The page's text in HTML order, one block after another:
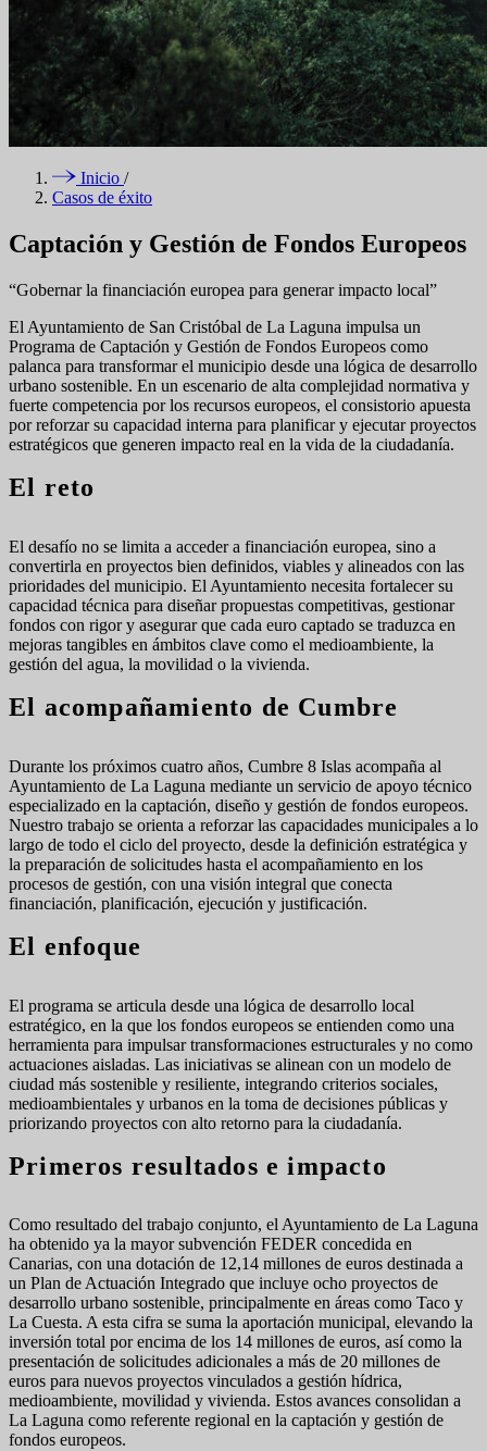
Inicio /
Casos de éxito
Captación y Gestión de Fondos Europeos
“Gobernar la financiación europea para generar impacto local”
El Ayuntamiento de San Cristóbal de La Laguna impulsa un
Programa de Captación y Gestión de Fondos Europeos como
palanca para transformar el municipio desde una lógica de desarrollo
urbano sostenible. En un escenario de alta complejidad normativa y
fuerte competencia por los recursos europeos, el consistorio apuesta
por reforzar su capacidad interna para planificar y ejecutar proyectos
estratégicos que generen impacto real en la vida de la ciudadanía.
El reto
El desafío no se limita a acceder a financiación europea, sino a
convertirla en proyectos bien definidos, viables y alineados con las
prioridades del municipio. El Ayuntamiento necesita fortalecer su
capacidad técnica para diseñar propuestas competitivas, gestionar
fondos con rigor y asegurar que cada euro captado se traduzca en
mejoras tangibles en ámbitos clave como el medioambiente, la
gestión del agua, la movilidad o la vivienda.
El acompañamiento de Cumbre
Durante los próximos cuatro años, Cumbre 8 Islas acompaña al
Ayuntamiento de La Laguna mediante un servicio de apoyo técnico
especializado en la captación, diseño y gestión de fondos europeos.
Nuestro trabajo se orienta a reforzar las capacidades municipales a lo
largo de todo el ciclo del proyecto, desde la definición estratégica y
la preparación de solicitudes hasta el acompañamiento en los
procesos de gestión, con una visión integral que conecta
financiación, planificación, ejecución y justificación.
El enfoque
El programa se articula desde una lógica de desarrollo local
estratégico, en la que los fondos europeos se entienden como una
herramienta para impulsar transformaciones estructurales y no como
actuaciones aisladas. Las iniciativas se alinean con un modelo de
ciudad más sostenible y resiliente, integrando criterios sociales,
medioambientales y urbanos en la toma de decisiones públicas y
priorizando proyectos con alto retorno para la ciudadanía.
Primeros resultados e impacto
Como resultado del trabajo conjunto, el Ayuntamiento de La Laguna
ha obtenido ya la mayor subvención FEDER concedida en
Canarias, con una dotación de 12,14 millones de euros destinada a
un Plan de Actuación Integrado que incluye ocho proyectos de
desarrollo urbano sostenible, principalmente en áreas como Taco y
La Cuesta. A esta cifra se suma la aportación municipal, elevando la
inversión total por encima de los 14 millones de euros, así como la
presentación de solicitudes adicionales a más de 20 millones de
euros para nuevos proyectos vinculados a gestión hídrica,
medioambiente, movilidad y vivienda. Estos avances consolidan a
La Laguna como referente regional en la captación y gestión de
fondos europeos.